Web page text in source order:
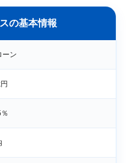
の基本情報
ーン